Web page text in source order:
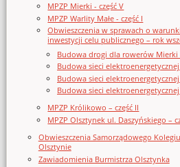
MPZP Mierki - część V
MPZP Warlity Małe - część I
Obwieszczenia w sprawach o
inwestycji celu publicznego – rok
Budowa drogi dla rowerów Mierki
Budowa sieci
Budowa sieci
Budowa sieci elektroenergetycznej
MPZP Królikowo – część II
MPZP Olsztynek ul. Daszyńskiego –
Obwieszczenia Samorządowego
Olsztynie
Zawiadomienia Burmistrza Olsztynka